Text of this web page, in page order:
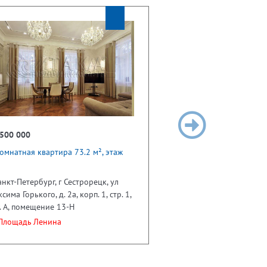
000
квартира 73.2 м², этаж
Петербург, г Сестрорецк, ул
Горького, д. 2а, корп. 1, стр. 1,
А, помещение 13-Н
Ленина